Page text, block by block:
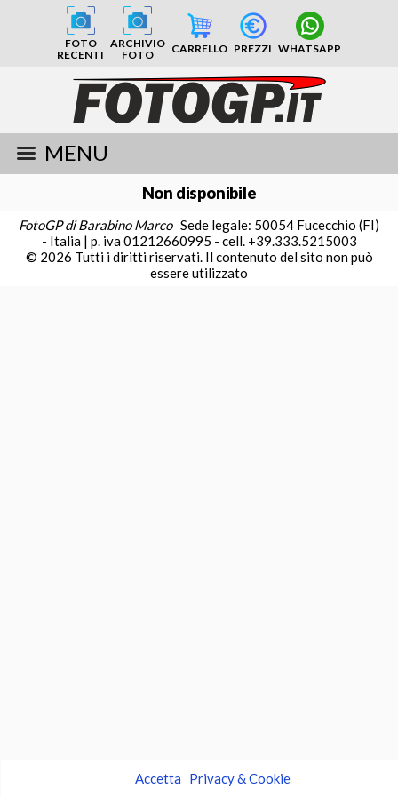
FOTO
RECENTI
ARCHIVIO
FOTO
CARRELLO PREZZI WHATSAPP
MENU
Non disponibile
FotoGP di Barabino Marco Sede legale: 50054 Fucecchio (FI)
- Italia | p. iva 01212660995 - cell. +39.333.5215003
© 2026 Tutti i diritti riservati. Il contenuto del sito non può
essere utilizzato
Accetta Privacy & Cookie